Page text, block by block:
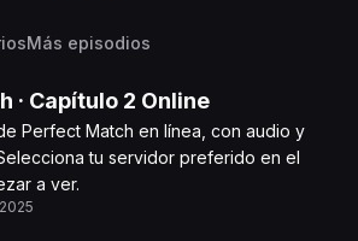
Más episodios
· Capítulo 2 Online
Perfect Match en línea, con audio y
tu servidor preferido en el
a ver.